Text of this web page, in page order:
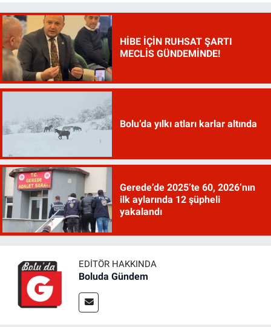
HİBE İÇİN RUHSAT ŞARTI
MECLİS GÜNDEMİNDE!
Bolu’da yılkı atları karlar altında
Gerede’de 2025’te 60, 2026’nın
ilk aylarında 12 şüpheli
yakalandı
EDITÖR HAKKINDA
Boluda Gündem